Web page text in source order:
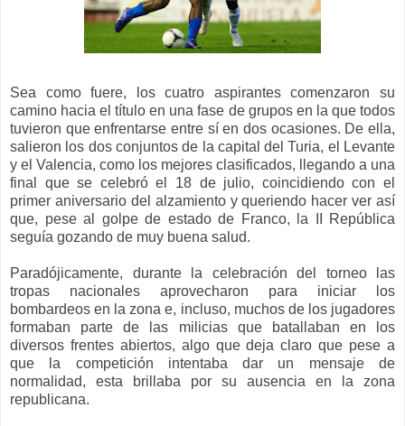
Sea como fuere, los cuatro aspirantes comenzaron su
camino hacia el título en una fase de grupos en la que todos
tuvieron que enfrentarse entre sí en dos ocasiones. De ella,
salieron los dos conjuntos de la capital del Turia, el Levante
y el Valencia, como los mejores clasificados, llegando a una
final que se celebró el 18 de julio, coincidiendo con el
primer aniversario del alzamiento y queriendo hacer ver así
que, pese al golpe de estado de Franco, la II República
seguía gozando de muy buena salud.
Paradójicamente, durante la celebración del torneo las
tropas nacionales aprovecharon para iniciar los
bombardeos en la zona e, incluso, muchos de los jugadores
formaban parte de las milicias que batallaban en los
diversos frentes abiertos, algo que deja claro que pese a
que la competición intentaba dar un mensaje de
normalidad, esta brillaba por su ausencia en la zona
republicana.